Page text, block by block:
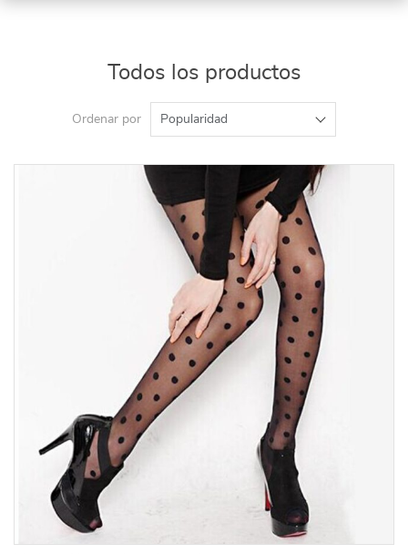
Todos los productos
Ordenar por Popularidad